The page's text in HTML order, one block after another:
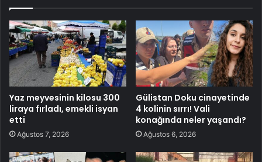
Yaz meyvesinin kilosu 300
liraya fırladı, emekli isyan
etti
Ağustos 7, 2026
Gülistan Doku cinayetinde
4 kolinin sırrı! Vali
konağında neler yaşandı?
Ağustos 6, 2026